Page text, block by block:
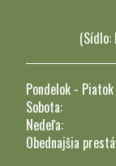
(Sídlo:
Pondelok - Piatok
Sobota:
Nedeľa:
Obednajšia